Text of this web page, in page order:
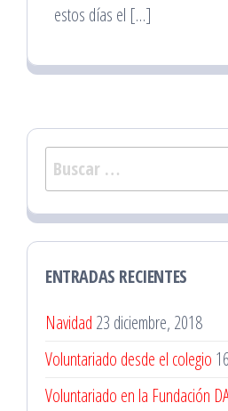
estos días el […]
Buscar:
ENTRADAS RECIENTES
Navidad 23 diciembre, 2018
Voluntariado desde el colegio
Voluntariado en la Fundación